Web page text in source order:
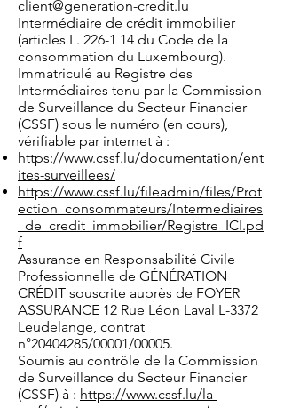
client@generation-credit.lu
Intermédiaire de crédit immobilier
(articles L. 226-1 14 du Code de la
consommation du Luxembourg).
Immatriculé au Registre des
Intermédiaires tenu par la Commission
de Surveillance du Secteur Financier
(CSSF) sous le numéro (en cours),
vérifiable par internet à :
https://www.cssf.lu/documentation/ent
ites-surveillees/
https://www.cssf.lu/fileadmin/files/Prot
ection_consommateurs/Intermediaires
_de_credit_immobilier/Registre_ICI.pd
f
Assurance en Responsabilité Civile
Professionnelle de GÉNÉRATION
CRÉDIT souscrite auprès de FOYER
ASSURANCE 12 Rue Léon Laval L-3372
Leudelange, contrat
n°20404285/00001/00005.
Soumis au contrôle de la Commission
de Surveillance du Secteur Financier
(CSSF) à : https://www.cssf.lu/la-